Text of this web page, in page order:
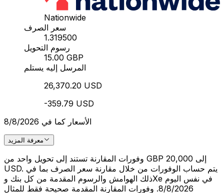
Nationwide
سعر الصرف
1.319500
رسوم التحويل
15.00 GBP
المرسل إليه يستلم
26,370.20 USD
-359.79 USD
الأسعار كما في 8/8/2026
معرفة المزيد
وفورات المقارنة تستند إلى تحويل واحد من GBP 20,000 إلى
USD. يتم حساب الوفورات من خلال مقارنة سعر الصرف بما في
ذلك الهوامش والرسوم المقدمة من كل بنك وXe في نفس اليوم
8/8/2026. وفورات المقارنة المقدمة صحيحة فقط للمثال